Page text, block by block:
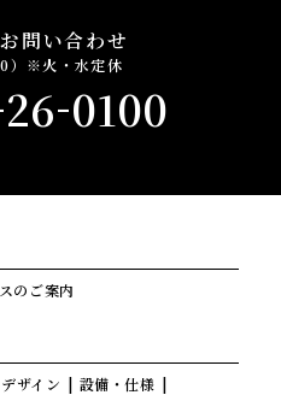
問い合わせ
）※火・水定休
26-0100
のご案内
デザイン
設備・仕様